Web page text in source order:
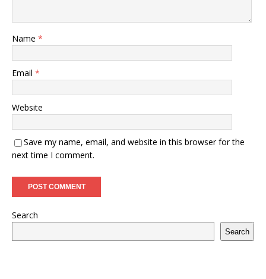
Name *
Email *
Website
Save my name, email, and website in this browser for the
next time I comment.
Search
Search